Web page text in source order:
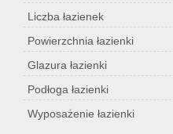
Liczba łazienek
Powierzchnia łazienki
Glazura łazienki
Podłoga łazienki
Wyposażenie łazienki